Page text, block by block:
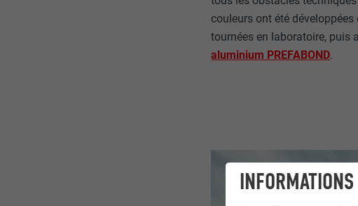
couleurs ont été
tournées en laboratoire, puis
aluminium PREFABOND.